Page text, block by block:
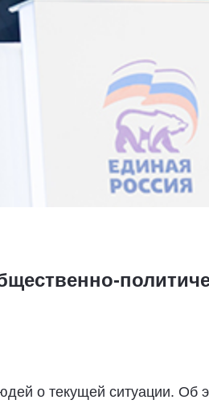
о текущей ситуации. Об